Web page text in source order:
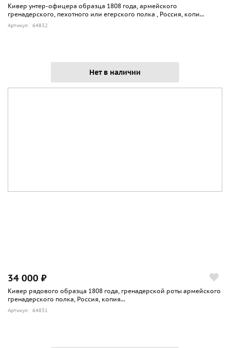
Кивер унтер-офицера образца 1808 года, армейского
гренадерского, пехотного или егерского полка , Россия, копи...
Артикул: 64832
Нет в наличии
34 000 ₽
Кивер рядового образца 1808 года, гренадерской роты армейского
гренадерского полка, Россия, копия...
Артикул: 64831